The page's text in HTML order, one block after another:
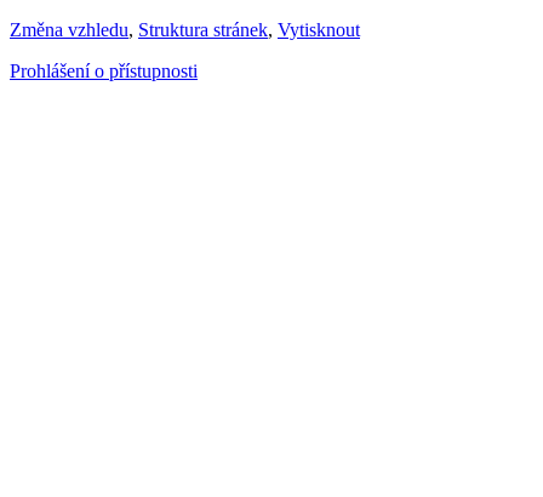
Změna vzhledu, Struktura stránek, Vytisknout
Prohlášení o přístupnosti